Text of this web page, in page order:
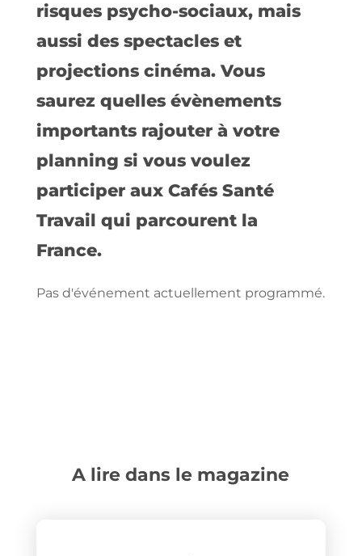
risques psycho-sociaux, mais
aussi des spectacles et
projections cinéma. Vous
saurez quelles évènements
importants rajouter à votre
planning si vous voulez
participer aux Cafés Santé
Travail qui parcourent la
France.
Pas d'événement actuellement programmé.
A lire dans le magazine